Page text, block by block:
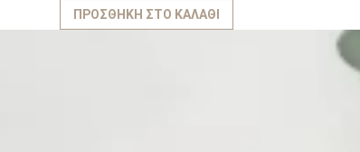
ΠΡΟΣΘΉΚΗ ΣΤΟ ΚΑΛΆΘΙ